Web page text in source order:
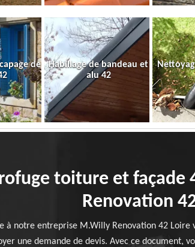
de
Habillage de bandeau et
alu 42
toiture et façade
Renovation
à notre entreprise M.Willy Renovation 42 Loire
une demande de devis. Avec ce document,